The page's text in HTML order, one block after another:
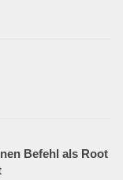
Befehl als Root